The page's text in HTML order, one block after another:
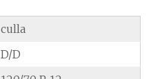
culla
D/D